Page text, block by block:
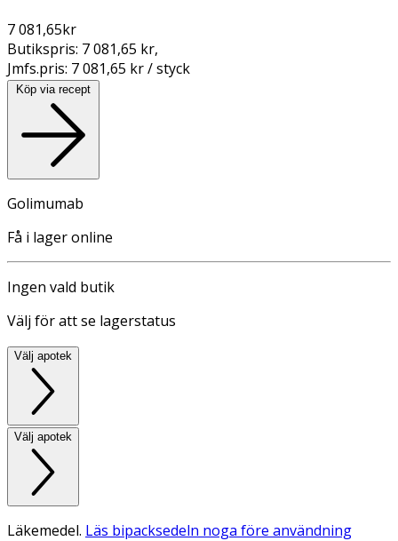
7 081,65kr
Butikspris: 7 081,65 kr,
Jmfs.pris: 7 081,65 kr / styck
Köp via recept
Golimumab
Få i lager online
Ingen vald butik
Välj för att se lagerstatus
Välj apotek
Välj apotek
Läkemedel. Läs bipacksedeln noga före användning